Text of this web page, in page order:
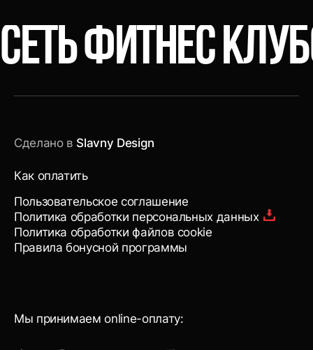
СЕТЬ ФИТНЕС
Мы принимаем online-оплату:
Сделано в Slavny Design
Как оплатить
Пользовательское соглашение
Политика обработки персональных данных
Политика обработки файлов cookie
Правила бонусной программы